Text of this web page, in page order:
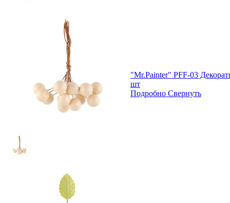
"Mr.Painter" PFF-03
шт
Подробно Свернуть